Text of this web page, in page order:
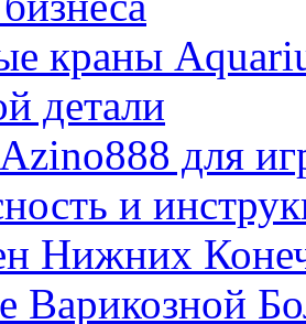
краны
детали
для
и
Нижних
Варикозной